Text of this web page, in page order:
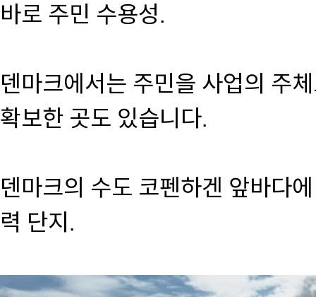
바로 주민 수용성.
덴마크에서는 주민을 사업의 주
확보한 곳도 있습니다.
덴마크의 수도 코펜하겐 앞바다
력 단지.